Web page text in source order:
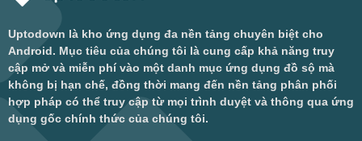
Uptodown là kho ứng dụng đa nền tảng chuyên biệt cho
Android. Mục tiêu của chúng tôi là cung cấp khả năng truy
cập mở và miễn phí vào một danh mục ứng dụng đồ sộ mà
không bị hạn chế, đồng thời mang đến nền tảng phân phối
hợp pháp có thể truy cập từ mọi trình duyệt và thông qua ứng
dụng gốc chính thức của chúng tôi.